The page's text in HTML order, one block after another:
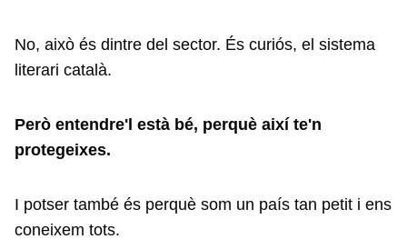
No, això és dintre del sector. És curiós, el sistema
literari català.
Però entendre'l està bé, perquè així te'n
protegeixes.
I potser també és perquè som un país tan petit i ens
coneixem tots.